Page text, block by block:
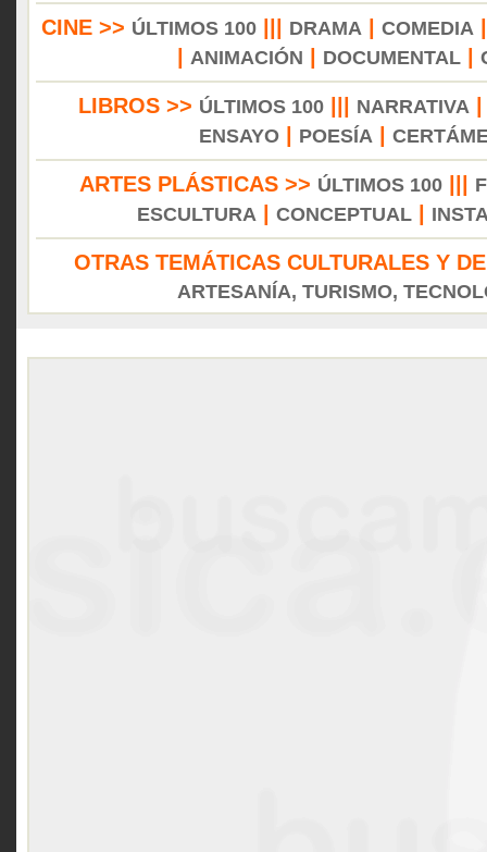
CINE >> ÚLTIMOS 100||| DRAMA COMEDIA
ANIMACIÓN DOCUMENTAL|
LIBROS >> ÚLTIMOS 100 NARRATIVA
ENSAYO| POESÍA
ARTES PLÁSTICAS >> ÚLTIMOS 100|||
ESCULTURA
CONCEPTUAL
OTRAS TEMÁTICAS CULTURALES Y
ARTESANÍA, TURISMO,